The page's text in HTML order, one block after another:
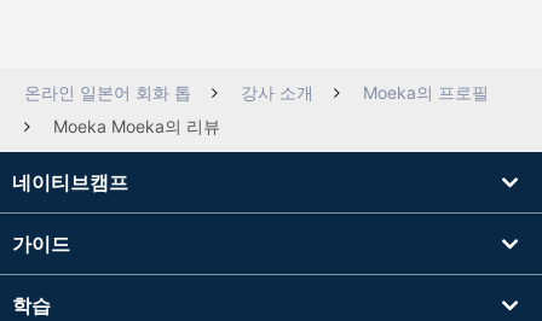
온라인 일본어 회화 톱 강사 소개
Moeka의 프로필
Moeka Moeka의 리뷰
네이티브캠프
가이드
학습